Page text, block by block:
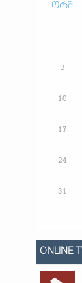
ორშ
3
10
17
24
31
ONLINE